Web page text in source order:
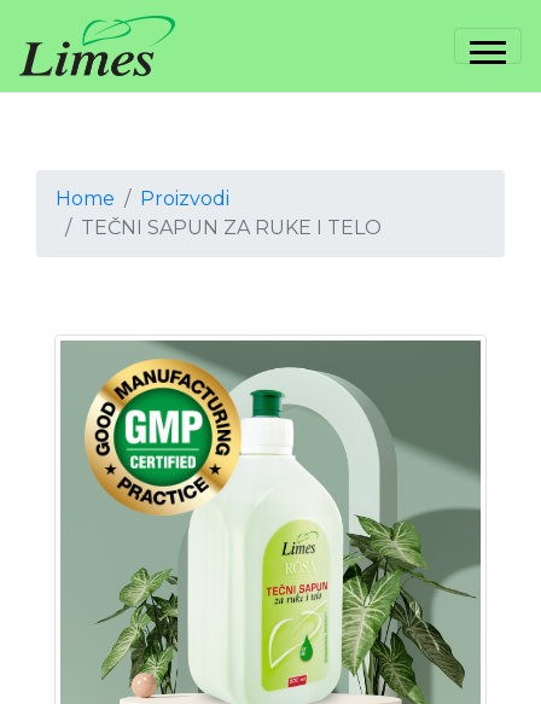
Home
Proizvodi
TEČNI SAPUN ZA RUKE I TELO